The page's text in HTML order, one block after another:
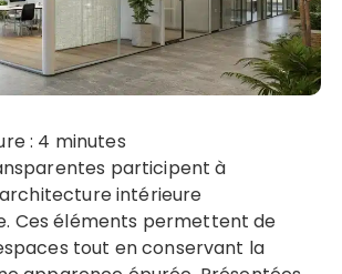
: 4 minutes
participent à
intérieure
Ces éléments permettent de
tout en conservant la